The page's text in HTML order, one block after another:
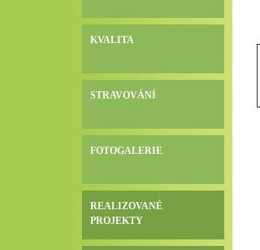
KVALITA
STRAVOVÁNÍ
FOTOGALERIE
REALIZOVANÉ
PROJEKTY